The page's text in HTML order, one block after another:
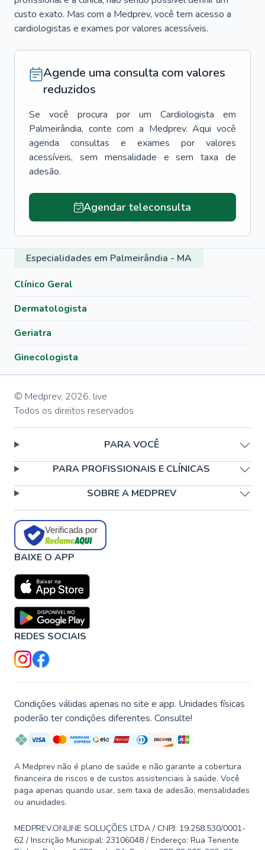
custo exato. Mas com a Medprev, você tem acesso a
cardiologistas e exames por valores acessíveis.
Agende uma consulta com valores
reduzidos
Se você procura por um Cardiologista
em
Palmeirândia, conte com a Medprev. Aqui você
agenda consultas e exames por valores
acessíveis, sem mensalidade e sem taxa de
adesão.
Agendar teleconsulta
Especialidades em Palmeirândia - MA
Clínico Geral
Dermatologista
Geriatra
Ginecologista
© Medprev, 2026, live
Todos os direitos reservados
PARA VOCÊ
PARA PROFISSIONAIS E CLÍNICAS
SOBRE A MEDPREV
Verificada por
BAIXE O APP
REDES SOCIAIS
Condições válidas apenas no site e app. Unidades físicas
poderão ter condições diferentes. Consulte!
A Medprev não é plano de saúde e não garante a cobertura
financeira de riscos e de custos assistenciais à saúde. Você
paga apenas quando usar, sem taxa de adesão, mensalidades
ou anuidades.
MEDPREV.ONLINE SOLUÇÕES LTDA / CNPJ: 19.258.530/0001-
62 / Inscrição Municipal: 23106048 / Endereço: Rua Tenente